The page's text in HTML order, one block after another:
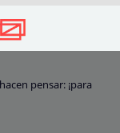
pensar: ¡para